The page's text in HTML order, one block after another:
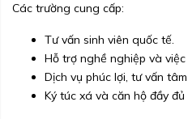
Các trường cung cấp:
Tư vấn sinh viên quốc tế.
Hỗ trợ nghề nghiệp và
Dịch vụ phúc lợi, tư vấn
Ký túc xá và căn hộ đầy đủ